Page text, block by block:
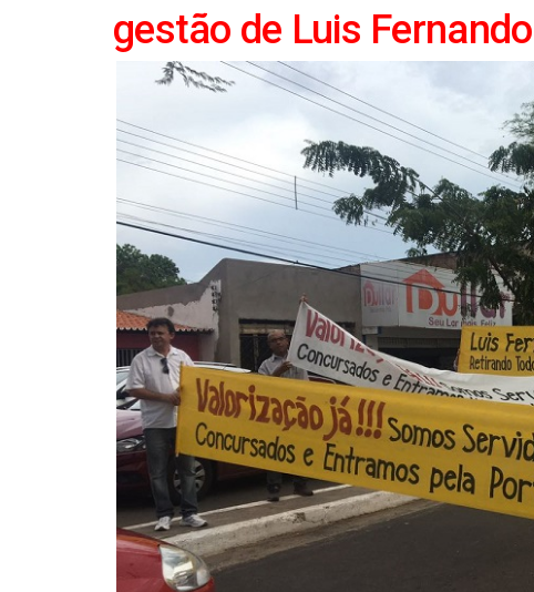
gestão de Luis Fernando